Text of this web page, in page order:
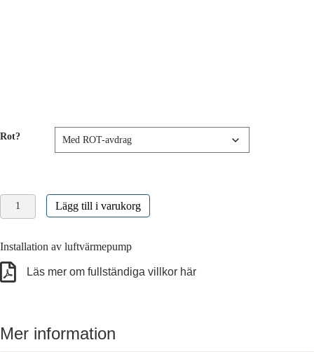
Rot?
Installation
luftvärmepump
vit
Lägg till i varukorg
Installation av luftvärmepump
Läs mer om fullständiga villkor här
Mer information